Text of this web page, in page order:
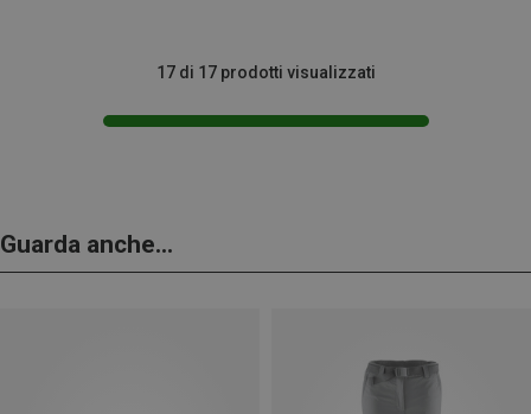
17 di 17 prodotti visualizzati
Guarda anche...